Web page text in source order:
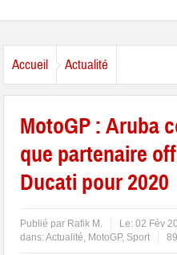
Accueil Actualité
MotoGP : Aruba
que partenaire
Ducati pour 2020
Publié par Rafik M. Le:02 Fév
dans:Actualité, MotoGP, Sport